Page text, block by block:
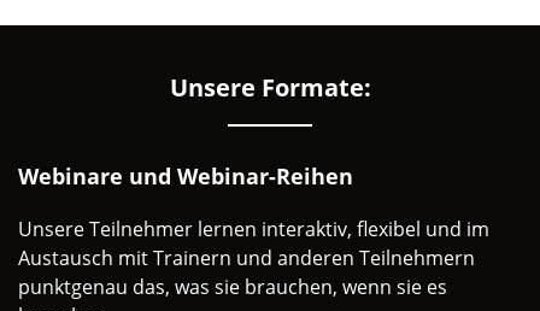
Unsere Formate:
Webinare und Webinar-Reihen
Unsere Teilnehmer lernen interaktiv, flexibel und im
Austausch mit Trainern und anderen Teilnehmern
punktgenau das, was sie brauchen, wenn sie es